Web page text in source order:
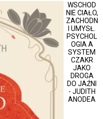
WSCHOD
NIE CIAŁO,
ZACHODN
I UMYSŁ.
PSYCHOL
OGIA A
SYSTEM
CZAKR
JAKO
DROGA
DO JAŹNI
- JUDITH
ANODEA